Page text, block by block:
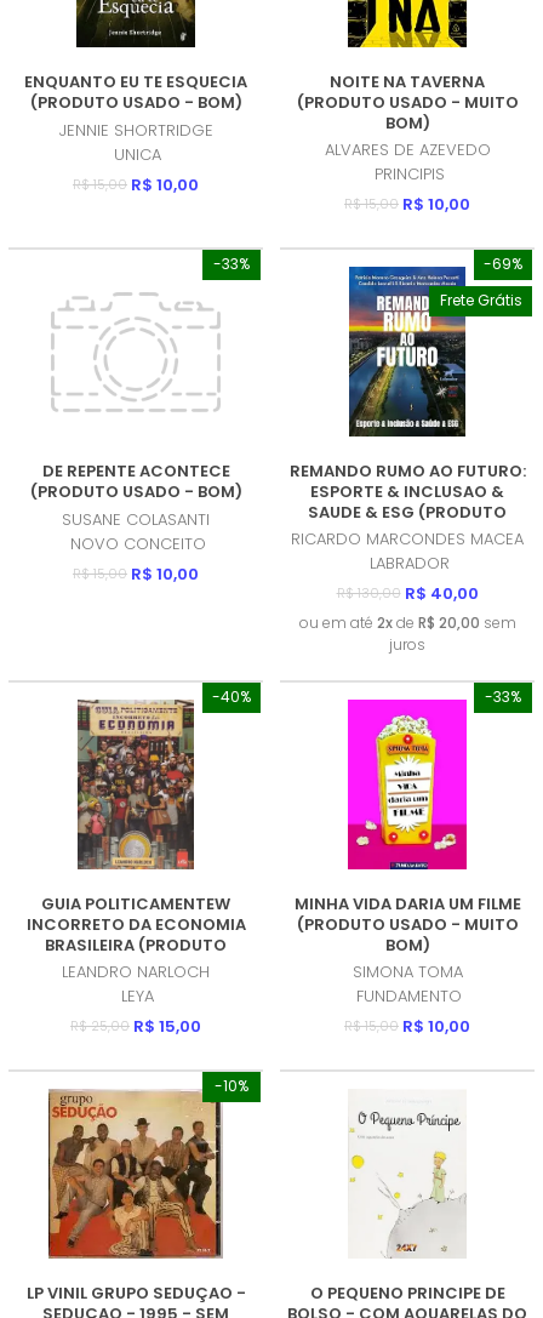
ENQUANTO EU TE ESQUECIA
(PRODUTO USADO - BOM)
JENNIE SHORTRIDGE
UNICA
R$ 15,00 R$ 10,00
NOITE NA TAVERNA
(PRODUTO USADO - MUITO
BOM)
ALVARES DE AZEVEDO
PRINCIPIS
R$ 15,00 R$ 10,00
-33%
DE REPENTE ACONTECE
(PRODUTO USADO - BOM)
SUSANE COLASANTI
NOVO CONCEITO
R$ 15,00 R$ 10,00
-69%
Frete Grátis
REMANDO RUMO AO FUTURO:
ESPORTE & INCLUSAO &
SAUDE & ESG (PRODUTO
NOVO)
RICARDO MARCONDES MACEA
LABRADOR
R$ 130,00 R$ 40,00
ou em até 2xde R$ 20,00 sem
juros
-40%
GUIA POLITICAMENTEW
INCORRETO DA ECONOMIA
BRASILEIRA (PRODUTO
USADO - MUITO BOM)
LEANDRO NARLOCH
LEYA
R$ 25,00 R$ 15,00
-33%
MINHA VIDA DARIA UM FILME
(PRODUTO USADO - MUITO
BOM)
SIMONA TOMA
FUNDAMENTO
R$ 15,00 R$ 10,00
-10%
LP VINIL GRUPO SEDUÇAO -
O PEQUENO PRINCIPE DE